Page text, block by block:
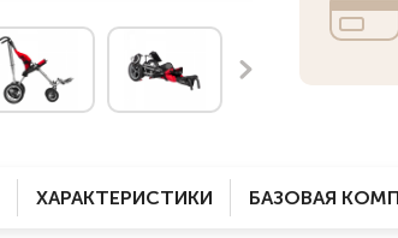
электроприводом
Скутеры
Оборудование с
колясок
Кислородное
Для бассейна
Для ванны
Для дома
ХАРАКТЕРИСТИКИ БАЗОВАЯ